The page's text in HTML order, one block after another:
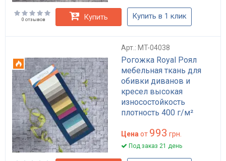
0 отзывов Купить Купить в 1 клик
Арт.: MT-04038
Рогожка Royal Роял
мебельная ткань для
обивки диванов и
кресел высокая
износостойкость
плотность 400 г/м²
Огнестойкий
Цена от 993 грн.
Под заказ 21 день